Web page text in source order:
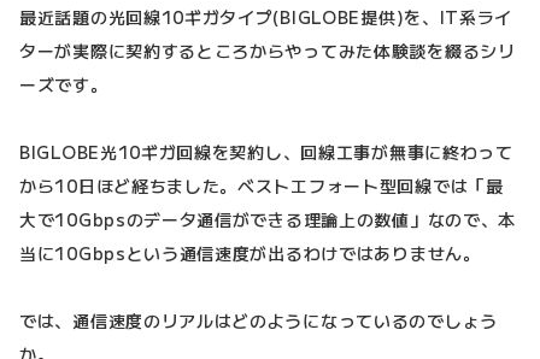
最近話題の光回線10ギガタイプ(BIGLOBE提供)を、IT系ライ
ターが実際に契約するところからやってみた体験談を綴るシリ
ーズです。
BIGLOBE光10ギガ回線を契約し、回線工事が無事に終わって
から10日ほど経ちました。ベストエフォート型回線では「最
大で10Gbpsのデータ通信ができる理論上の数値」なので、本
当に10Gbpsという通信速度が出るわけではありません。
では、通信速度のリアルはどのようになっているのでしょう
か。